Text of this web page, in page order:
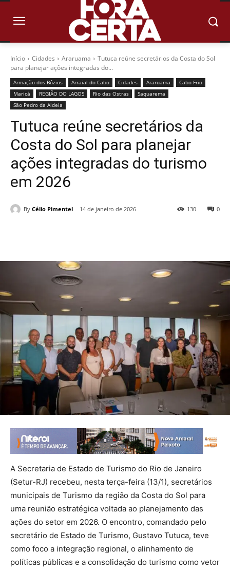
Início Cidades Araruama
Tutuca reúne secretários da Costa do Sol
para planejar ações integradas do...
Armação dos Búzios Arraial do Cabo Cidades Araruama
Cabo Frio
Maricá
REGIÃO DO LAGOS Rio das Ostras
Saquarema
São Pedro da Aldeia
Tutuca reúne secretários da
Costa do Sol para planejar
ações integradas do turismo
em 2026
By Célio Pimentel 14 de janeiro de 2026 0
130
A Secretaria de Estado de Turismo do Rio de Janeiro
(Setur-RJ) recebeu, nesta terça-feira (13/1), secretários
municipais de Turismo da região da Costa do Sol para
uma reunião estratégica voltada ao planejamento das
ações do setor em 2026. O encontro, comandado pelo
secretário de Estado de Turismo, Gustavo Tutuca, teve
como foco a integração regional, o alinhamento de
políticas públicas e a consolidação do turismo como vetor